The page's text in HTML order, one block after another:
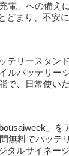
電」への備え
どまり、不安
テリースタン
ルバッテリー
で、日常使い
」を
無料でバッ
タルサイネー